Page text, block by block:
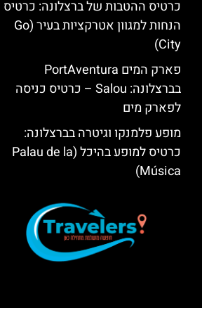
כרטיס ההטבות של ברצלונה: כרטיס
הנחות למגוון אטרקציות בעיר (Go
City)
פארק המים PortAventura
בברצלונה: Salou – כרטיס כניסה
לפארק מים
מופע פלמנקו וגיטרה בברצלונה:
כרטיס למופע בהיכל (Palau de la
Música)